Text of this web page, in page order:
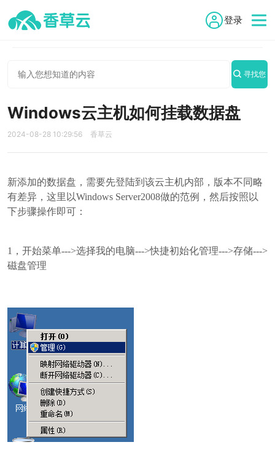
登录
香草云  帮助文档 
 寻找您
Windows云主机如何挂载数据盘
2024-08-28 10:29:56 香草云
新添加的数据盘，需要先登陆到该云主机内部，版本不同略
有差异，这里以Windows Server2008做的范例，然后按照以
下步骤操作即可：
1，开始菜单--->选择我的电脑--->快捷初始化管理--->存储--->
磁盘管理